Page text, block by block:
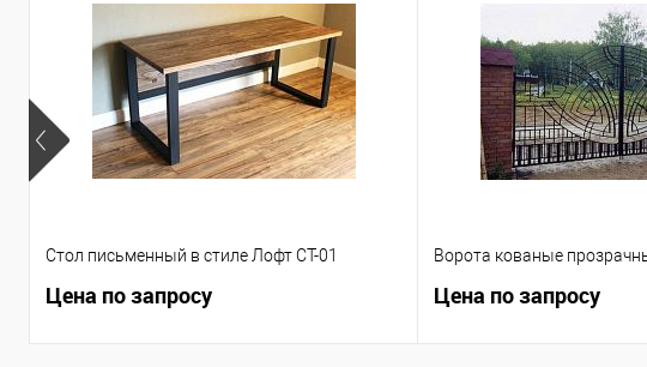
Стол письменный в стиле Лофт СТ-01
Цена по запросу
Ворота кованые
Цена по запросу